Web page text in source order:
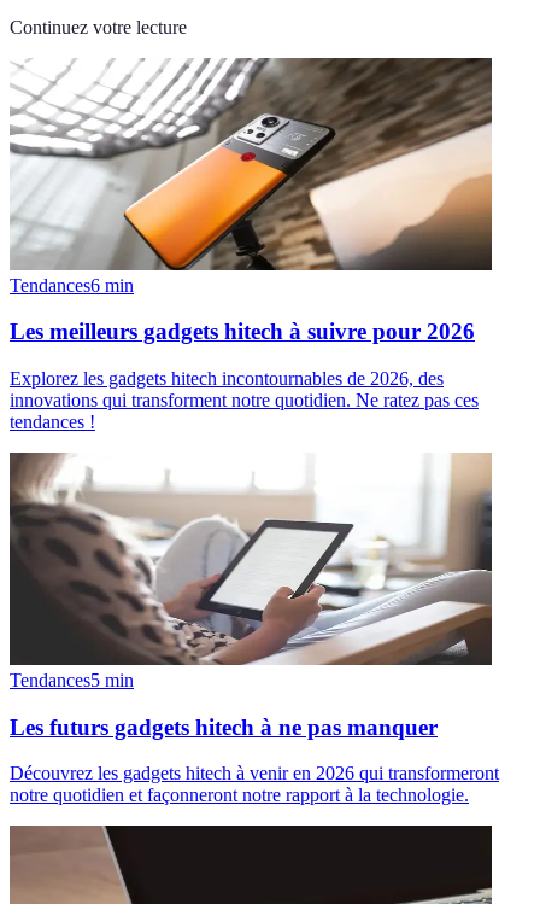
Continuez votre lecture
Tendances6 min
Les meilleurs gadgets hitech à suivre pour 2026
Explorez les gadgets hitech incontournables de 2026, des
innovations qui transforment notre quotidien. Ne ratez pas ces
tendances !
Tendances5 min
Les futurs gadgets hitech à ne pas manquer
Découvrez les gadgets hitech à venir en 2026 qui transformeront
notre quotidien et façonneront notre rapport à la technologie.